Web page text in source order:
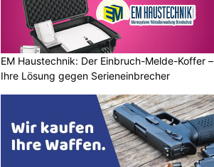
EM Haustechnik: Der Einbruch-Melde-Koffer –
Ihre Lösung gegen Serieneinbrecher